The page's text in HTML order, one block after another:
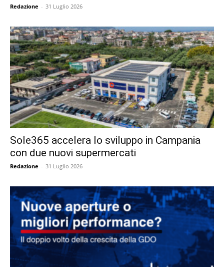
Redazione - 31 Luglio 2026
Sole365 accelera lo sviluppo in Campania
con due nuovi supermercati
Redazione - 31 Luglio 2026